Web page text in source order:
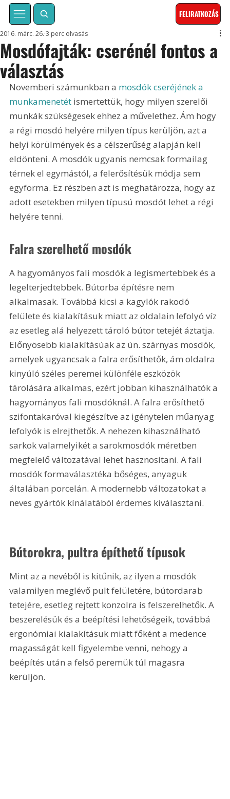
FELIRATKOZÁS
Mosdófajták: cserénél fontos a
választás
2016. márc. 26. 3 perc olvasás
Novemberi számunkban a mosdók cseréjének a
munkamenetét ismertettük, hogy milyen szerelői
munkák szükségesek ehhez a művelethez. Ám hogy
a régi mosdó helyére milyen típus kerüljön, azt a
helyi körülmények és a célszerűség alapján kell
eldönteni. A mosdók ugyanis nemcsak formailag
térnek el egymástól, a felerősítésük módja sem
egyforma. Ez részben azt is meghatározza, hogy az
adott esetekben milyen típusú mosdót lehet a régi
helyére tenni.
Falra szerelhető mosdók
A hagyományos fali mosdók a legismertebbek és a
legelterjedtebbek. Bútorba építésre nem
alkalmasak. Továbbá kicsi a kagylók rakodó
felülete és kialakításuk miatt az oldalain lefolyó víz
az esetleg alá helyezett tároló bútor tetejét áztatja.
Előnyösebb kialakításúak az ún. szárnyas mosdók,
amelyek ugyancsak a falra erősíthetők, ám oldalra
kinyúló széles peremei különféle eszközök
tárolására alkalmas, ezért jobban kihasználhatók a
hagyományos fali mosdóknál. A falra erősíthető
szifontakaróval kiegészítve az igénytelen műanyag
lefolyók is elrejthetők. A nehezen kihasználható
sarkok valamelyikét a sarokmosdók méretben
megfelelő változatával lehet hasznosítani. A fali
mosdók formaválasztéka bőséges, anyaguk
általában porcelán. A modernebb változatokat a
neves gyártók kínálatából érdemes kiválasztani.
Bútorokra, pultra építhető típusok
Mint az a nevéből is kitűnik, az ilyen a mosdók
valamilyen meglévő pult felületére, bútordarab
tetejére, esetleg rejtett konzolra is felszerelhetők. A
beszerelésük és a beépítési lehetőségeik, továbbá
ergonómiai kialakításuk miatt főként a medence
magasságát kell figyelembe venni, nehogy a
beépítés után a felső peremük túl magasra
kerüljön.